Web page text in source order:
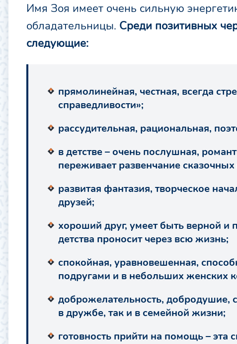
Имя Зоя имеет очень сильную
обладательницы. Среди позитивных
следующие:
прямолинейная, честная, всегда
справедливости»;
рассудительная, рациональная,
в детстве – очень послушная,
переживает развенчание
развитая фантазия, творческое
друзей;
хороший друг, умеет быть верной и
детства проносит через всю жизнь;
спокойная, уравновешенная,
подругами и в небольших женских
доброжелательность, добродушие,
в дружбе, так и в семейной жизни;
готовность прийти на помощь – эта